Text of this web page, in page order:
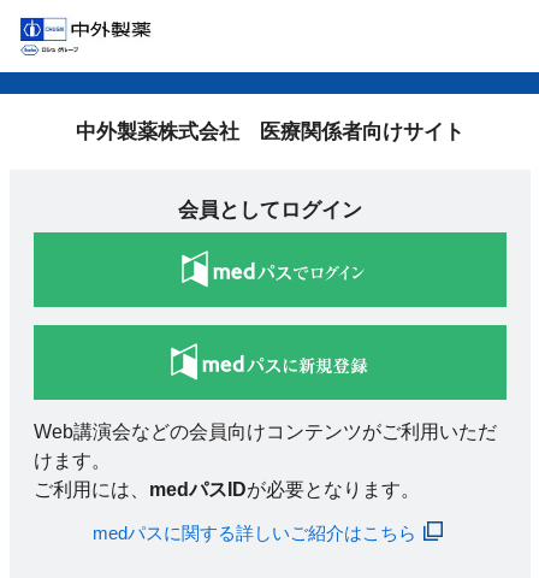
中外製薬株式会社 医療関係者向けサイト
会員としてログイン
Web講演会などの会員向けコンテンツがご利用いただ
けます。
ご利用には、 medパスIDが必要となります。
medパスに関する詳しいご紹介はこちら